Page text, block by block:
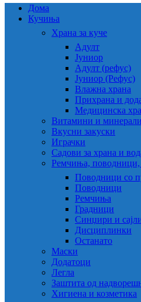
Дома
Кучиња
Храна за куче
Адулт
Јуниор
Адулт (рефус)
Јуниор (Рефус)
Влажна храна
Прихрана и
Медицинска
Витамини и минерали
Вкусни закуски
Играчки
Садови за храна и
Ремчиња,
Поводници со
Поводници
Ремчиња
Градници
Синџири и
Дисциплинки
Останато
Маски
Додатоци
Легла
Заштита од
Хигиена и козметика